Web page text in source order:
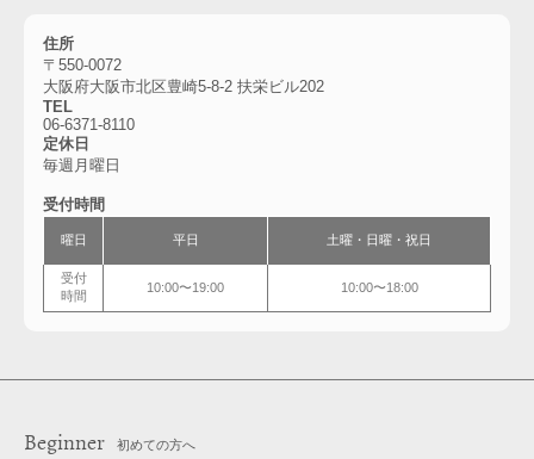
住所
〒550-0072
大阪府大阪市北区豊崎5-8-2 扶栄ビル202
TEL
06-6371-8110
定休日
毎週月曜日
受付時間
曜日 平日 土曜・日曜・祝日
受付
時間
10:00〜19:00 10:00〜18:00
Beginner 初めての方へ